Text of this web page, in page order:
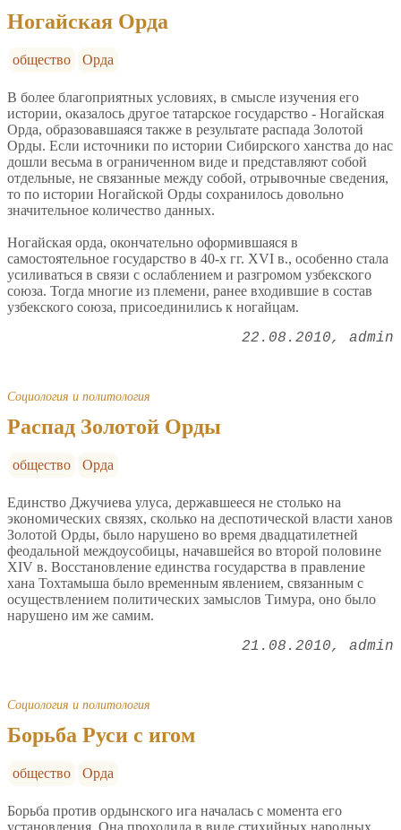
Ногайская Орда
общество Орда
В более благоприятных условиях, в смысле изучения его
истории, оказалось другое татарское государство - Ногайская
Орда, образовавшаяся также в результате распада Золотой
Орды. Если источники по истории Сибирского ханства до нас
дошли весьма в ограниченном виде и представляют собой
отдельные, не связанные между собой, отрывочные сведения,
то по истории Ногайской Орды сохранилось довольно
значительное количество данных.
Ногайская орда, окончательно оформившаяся в
самостоятельное государство в 40-х гг. XVI в., особенно стала
усиливаться в связи с ослаблением и разгромом узбекского
союза. Тогда многие из племени, ранее входившие в состав
узбекского союза, присоединились к ногайцам.
22.08.2010 admin
Социология и политология
Распад Золотой Орды
общество Орда
Единство Джучиева улуса, державшееся не столько на
экономических связях, сколько на деспотической власти ханов
Золотой Орды, было нарушено во время двадцатилетней
феодальной междоусобицы, начавшейся во второй половине
XIV в. Восстановление единства государства в правление
хана Тохтамыша было временным явлением, связанным с
осуществлением политических замыслов Тимура, оно было
нарушено им же самим.
21.08.2010 admin
Социология и политология
Борьба Руси с игом
общество Орда
Борьба против ордынского ига началась с момента его
установления. Она проходила в виде стихийных народных